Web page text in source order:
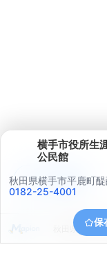
横手市役所生
公民館
秋田県横手市平鹿町
0182-25-4001
保
秋田県横手市
アプリで見る